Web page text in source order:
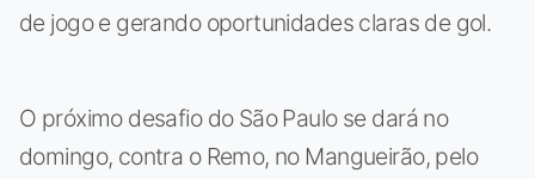
de jogo e gerando oportunidades claras de gol.
O próximo desafio do São Paulo se dará no
domingo, contra o Remo, no Mangueirão, pelo